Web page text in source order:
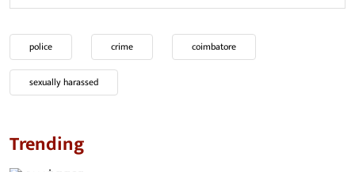
police crime coimbatore
sexually harassed
Trending